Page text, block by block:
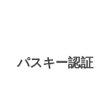
パスキー認証